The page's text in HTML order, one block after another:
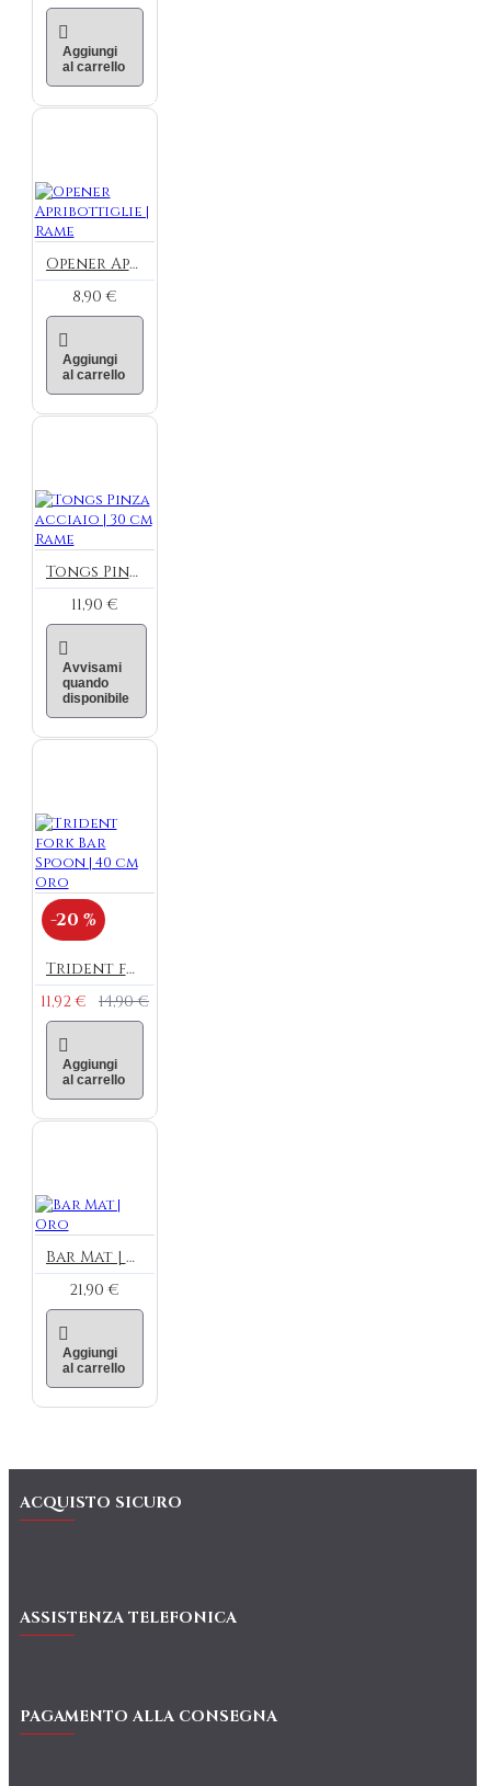
Aggiungi
al carrello
Opener Apribottiglie | Rame
8,90 €
Aggiungi
al carrello
Tongs Pinza acciaio | 30 cm Rame
11,90 €
Avvisami
quando
disponibile
-20 %
Trident fork Bar Spoon | 40 cm Oro
11,92 €
14,90 €
Aggiungi
al carrello
Bar Mat | Oro
21,90 €
Aggiungi
al carrello
ACQUISTO SICURO
ASSISTENZA TELEFONICA
PAGAMENTO ALLA CONSEGNA